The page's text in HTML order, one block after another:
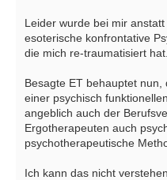
Leider wurde bei mir
esoterische konfrontative
die mich re-traumatisiert hat.
Besagte ET behauptet
einer psychisch
angeblich auch der
Ergotherapeuten auch
psychotherapeutische
Ich kann das nicht